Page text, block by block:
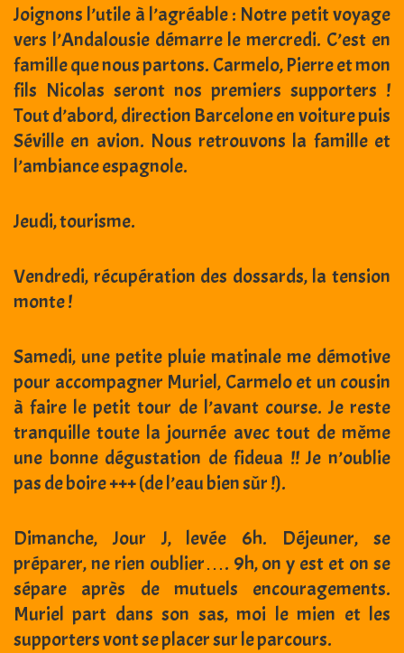
Joignons l’utile à l’agréable : Notre petit voyage
vers l’Andalousie démarre le mercredi. C’est en
famille que nous partons. Carmelo, Pierre et mon
fils Nicolas seront nos premiers supporters !
Tout d’abord, direction Barcelone en voiture puis
Séville en avion. Nous retrouvons la famille et
l’ambiance espagnole.
Jeudi, tourisme.
Vendredi, récupération des dossards, la tension
monte !
Samedi, une petite pluie matinale me démotive
pour accompagner Muriel, Carmelo et un cousin
à faire le petit tour de l’avant course. Je reste
tranquille toute la journée avec tout de même
une bonne dégustation de fideua !! Je n’oublie
pas de boire +++ (de l’eau bien sûr !).
Dimanche, Jour J, levée 6h. Déjeuner, se
préparer, ne rien oublier…. 9h, on y est et on se
sépare après de mutuels encouragements.
Muriel part dans son sas, moi le mien et les
supporters vont se placer sur le parcours.